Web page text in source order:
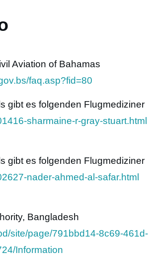
Aviation of Bahamas
faq.asp?fid=80
gibt es folgenden Flugmediziner
sharmaine-r-gray-stuart.html
gibt es folgenden Flugmediziner
nader-ahmed-al-safar.html
Bangladesh
site/page/791bbd14-8c69-461d-
Information